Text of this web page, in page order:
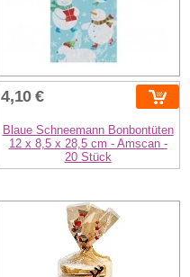
4,10 €
Blaue Schneemann Bonbontüten
12 x 8,5 x 28,5 cm - Amscan -
20 Stück